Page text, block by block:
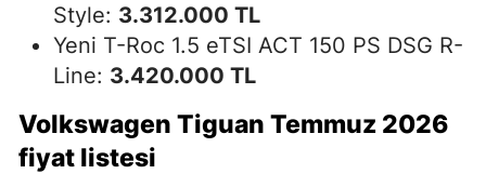
Style: 3.312.000 TL
Yeni T-Roc 1.5 eTSI ACT 150 PS DSG R-
Line: 3.420.000 TL
Volkswagen Tiguan Temmuz 2026
fiyat listesi